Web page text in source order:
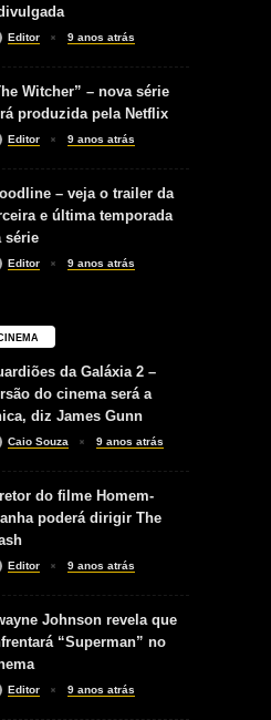
Editor 9 anos atrás
Witcher” – nova série
produzida pela Netflix
Editor 9 anos atrás
– veja o trailer da
e última temporada
série
Editor 9 anos atrás
da Galáxia 2 –
do cinema será a
diz James Gunn
Caio Souza 9 anos atrás
do filme Homem-
poderá dirigir The
Editor 9 anos atrás
Johnson revela que
“Superman” no
Editor 9 anos atrás